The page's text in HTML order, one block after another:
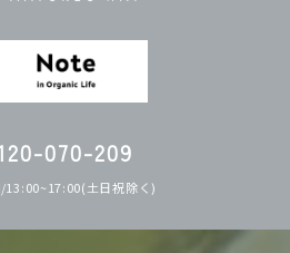
070-209
13:00~17:00(土日祝除く)